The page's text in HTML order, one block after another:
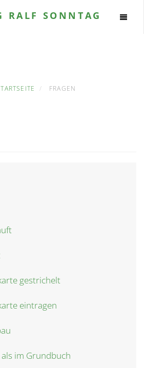
RALF SONNTAG
FRAGEN
gestrichelt
eintragen
im Grundbuch